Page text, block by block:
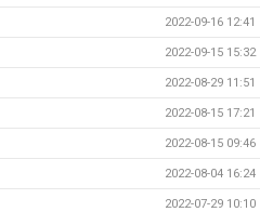
2022-09-16 12:41
2022-09-15 15:32
2022-08-29 11:51
2022-08-15 17:21
2022-08-15 09:46
2022-08-04 16:24
2022-07-29 10:10